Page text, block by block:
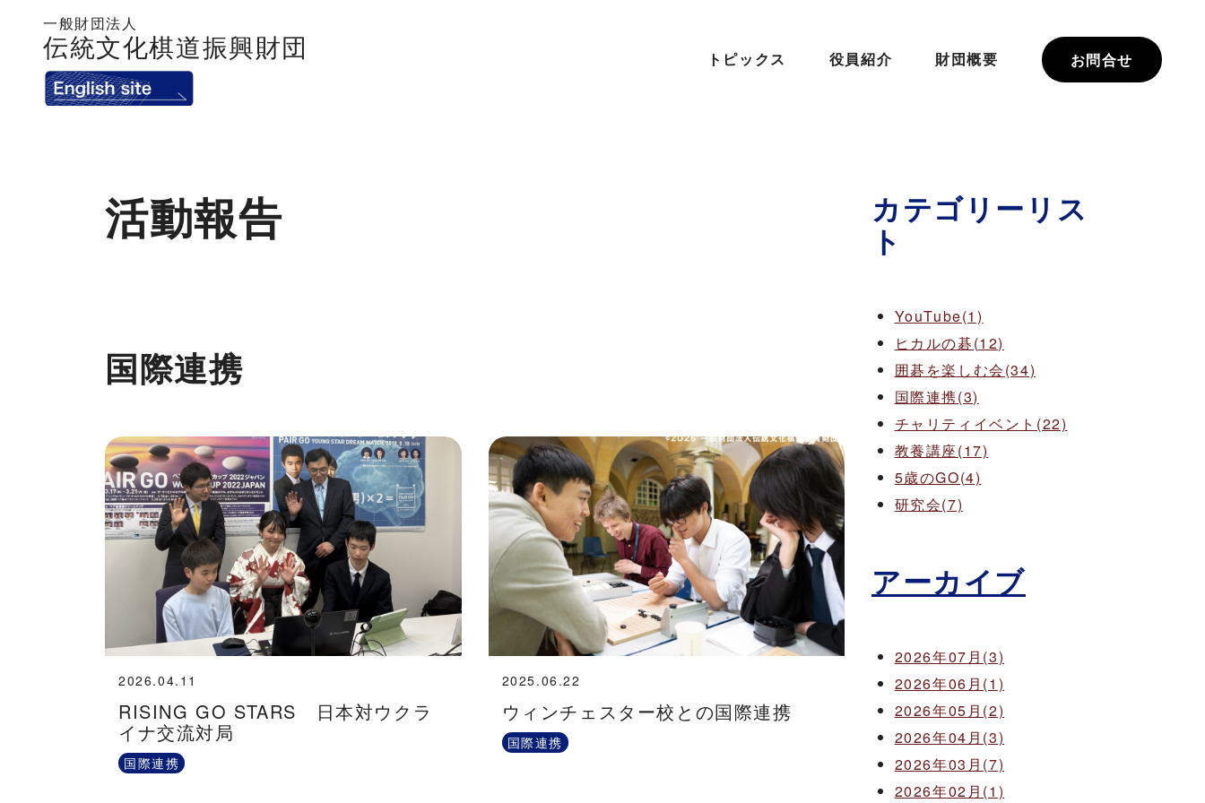
一般財団法人
伝統文化棋道振興財団 トピックス 役員紹介 財団概要 お問合せ
活動報告
国際連携
RISING GO STARS 日本対ウクラ
イナ交流対局
2026.04.11
国際連携
ウィンチェスター校との国際連携
2025.06.22
国際連携
カテゴリーリス
ト
YouTube(1)
ヒカルの碁(12)
囲碁を楽しむ会(34)
国際連携(3)
チャリティイベント(22)
教養講座(17)
5歳のGO(4)
研究会(7)
アーカイブ
2026年07月(3)
2026年06月(1)
2026年05月(2)
2026年04月(3)
2026年03月(7)
2026年02月(1)